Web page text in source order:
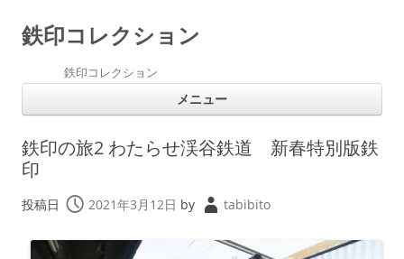
鉄印コレクション
鉄印コレクション
メニュー
鉄印の旅2 わたらせ渓谷鉄道 新春特別版鉄
印
投稿日 2021年3月12日 by tabibito